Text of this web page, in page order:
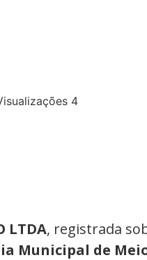
4
LTDA, registrada
Municipal de